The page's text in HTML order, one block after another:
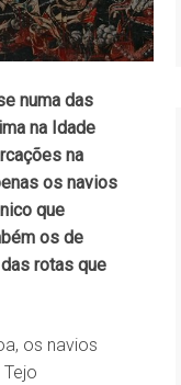
numa das
na Idade
na
os navios
que
os de
rotas que
os navios